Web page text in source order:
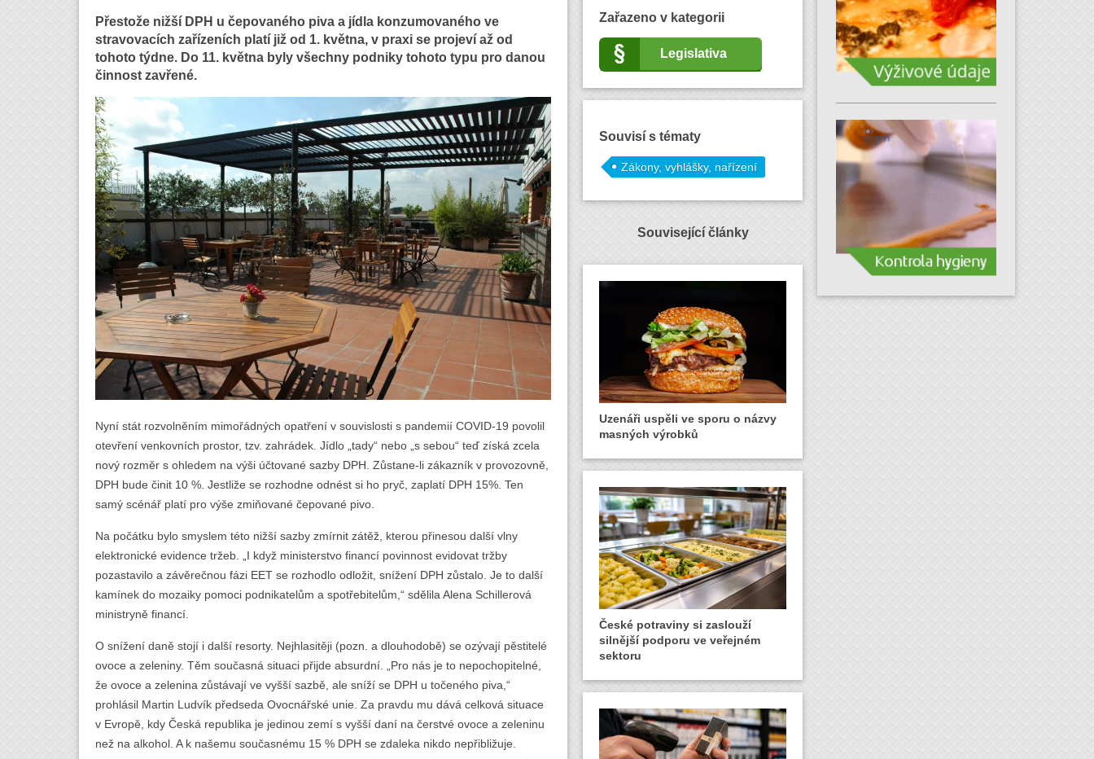
Přestože nižší DPH u čepovaného piva a jídla konzumovaného ve
stravovacích zařízeních platí již od 1. května, v praxi se projeví až od
tohoto týdne. Do 11. května byly všechny podniky tohoto typu pro danou
činnost zavřené.
Nyní stát rozvolněním mimořádných opatření v souvislosti s pandemií COVID-19 povolil
otevření venkovních prostor, tzv. zahrádek. Jídlo „tady“ nebo „s sebou“ teď získá zcela
nový rozměr s ohledem na výši účtované sazby DPH. Zůstane-li zákazník v provozovně,
DPH bude činit 10 %. Jestliže se rozhodne odnést si ho pryč, zaplatí DPH 15%. Ten
samý scénář platí pro výše zmiňované čepované pivo.
Na počátku bylo smyslem této nižší sazby zmírnit zátěž, kterou přinesou další vlny
elektronické evidence tržeb. „I když ministerstvo financí povinnost evidovat tržby
pozastavilo a závěrečnou fázi EET se rozhodlo odložit, snížení DPH zůstalo. Je to další
kamínek do mozaiky pomoci podnikatelům a spotřebitelům,“ sdělila Alena Schillerová
ministryně financí.
O snížení daně stojí i další resorty. Nejhlasitěji (pozn. a dlouhodobě) se ozývají pěstitelé
ovoce a zeleniny. Těm současná situaci přijde absurdní. „Pro nás je to nepochopitelné,
že ovoce a zelenina zůstávají ve vyšší sazbě, ale sníží se DPH u točeného piva,“
prohlásil Martin Ludvík předseda Ovocnářské unie. Za pravdu mu dává celková situace
v Evropě, kdy Česká republika je jedinou zemí s vyšší daní na čerstvé ovoce a zeleninu
než na alkohol. A k našemu současnému 15 % DPH se zdaleka nikdo nepřibližuje.
Zařazeno v kategorii
Legislativa
Souvisí s tématy
Zákony, vyhlášky, nařízení
Související články
Uzenáři uspěli ve sporu o názvy
masných výrobků
České potraviny si zaslouží
silnější podporu ve veřejném
sektoru